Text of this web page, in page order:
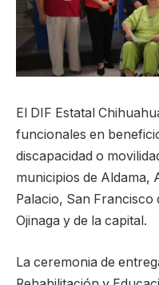
El DIF Estatal
funcionales en
discapacidad o
municipios de Aldama,
Palacio, San
Ojinaga y de la capital.
La ceremonia de